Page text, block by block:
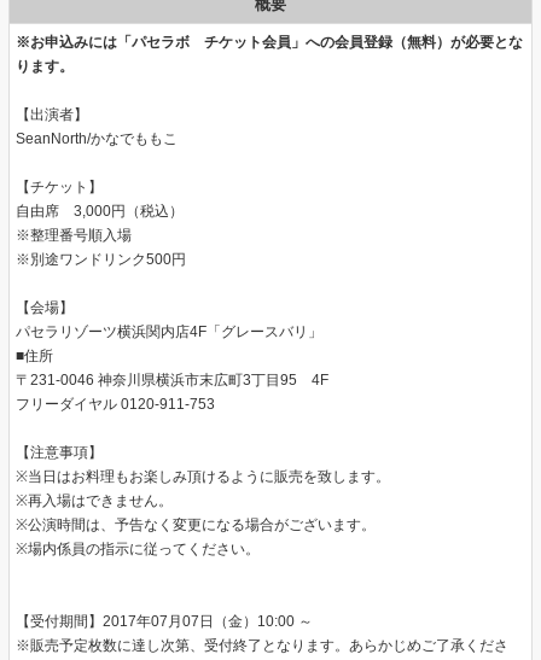
概要
※お申込みには「パセラボ チケット会員」への会員登録（無料）が必要とな
ります。
【出演者】
SeanNorth/かなでももこ
【チケット】
自由席 3,000円（税込）
※整理番号順入場
※別途ワンドリンク500円
【会場】
パセラリゾーツ横浜関内店4F「グレースバリ」
■住所
〒231-0046 神奈川県横浜市末広町3丁目95 4F
フリーダイヤル 0120-911-753
【注意事項】
※当日はお料理もお楽しみ頂けるように販売を致します。
※再入場はできません。
※公演時間は、予告なく変更になる場合がございます。
※場内係員の指示に従ってください。
【受付期間】2017年07月07日（金）10:00 ～
※販売予定枚数に達し次第、受付終了となります。あらかじめご了承くださ